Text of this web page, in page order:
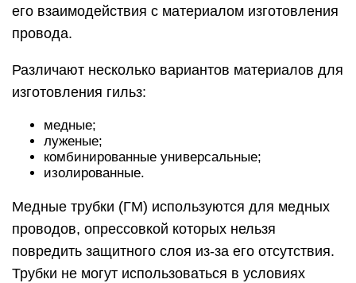
его взаимодействия с материалом изготовления
провода.
Различают несколько вариантов материалов для
изготовления гильз:
медные;
луженые;
комбинированные универсальные;
изолированные.
Медные трубки (ГМ) используются для медных
проводов, опрессовкой которых нельзя
повредить защитного слоя из-за его отсутствия.
Трубки не могут использоваться в условиях